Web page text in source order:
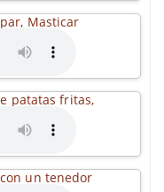
Masticar
patatas fritas,
un tenedor